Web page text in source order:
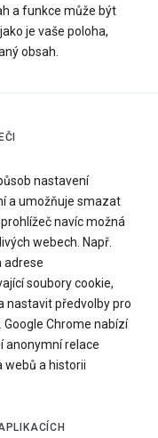
a funkce může být
je vaše poloha,
obsah.
nastavení
a umožňuje smazat
navíc možná
webech. Např.
adrese
soubory cookie,
nastavit předvolby pro
Chrome nabízí
anonymní relace
webů a historii